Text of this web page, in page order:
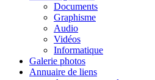
Documents
Graphisme
Audio
Vidéos
Informatique
Galerie photos
Annuaire de liens